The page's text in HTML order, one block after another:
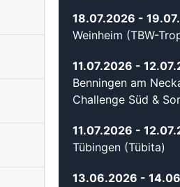
18.07.2026 -
Weinheim (TBW-
11.07.2026 -
Benningen am
Challenge Süd &
11.07.2026 -
Tübingen (Tübita)
13.06.2026 -